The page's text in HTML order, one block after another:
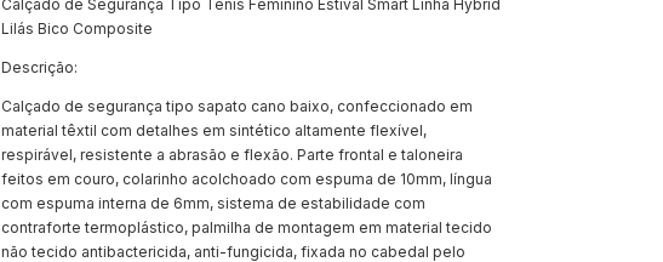
Calçado de Segurança Tipo Tênis Feminino Estival Smart Linha Hybrid
Lilás Bico Composite
Descrição:
Calçado de segurança tipo sapato cano baixo, confeccionado em
material têxtil com detalhes em sintético altamente flexível,
respirável, resistente a abrasão e flexão. Parte frontal e taloneira
feitos em couro, colarinho acolchoado com espuma de 10mm, língua
com espuma interna de 6mm, sistema de estabilidade com
contraforte termoplástico, palmilha de montagem em material tecido
não tecido antibactericida, anti-fungicida, fixada no cabedal pelo